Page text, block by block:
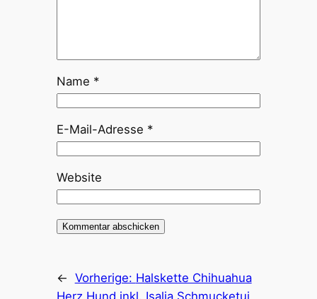
Name *
E-Mail-Adresse *
Website
← Vorherige: Halskette Chihuahua